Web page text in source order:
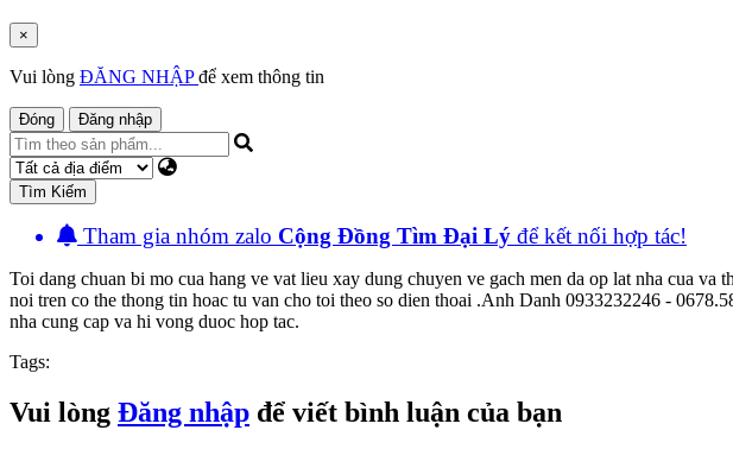
×
Vui lòng ĐĂNG NHẬPđể xem thông tin
Đóng Đăng nhập
Tìm Kiếm
Tham gia nhóm zalo Cộng Đồng Tìm Đại Lý để kết nối hợp tác!
Toi dang chuan bi mo cua hang ve vat lieu xay dung chuyen ve gach men da op lat nha cua
noi tren co the thong tin hoac tu van cho toi theo so dien thoai .Anh Danh 0933232246 -
nha cung cap va hi vong duoc hop tac.
Tags:
Vui lòng Đăng nhập để viết bình luận của bạn